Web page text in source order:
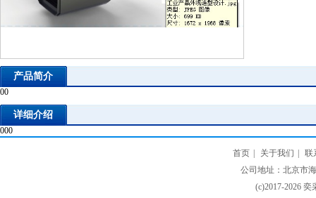
产品简介
00
详细介绍
000
首页 关于我们
联
公司地址：北京市
(c)2017-2026